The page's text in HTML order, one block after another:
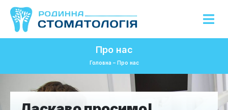
Про нас
Головна – Про нас